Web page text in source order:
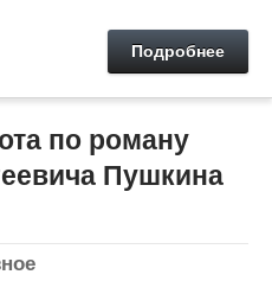
Подробнее
по роману
Пушкина